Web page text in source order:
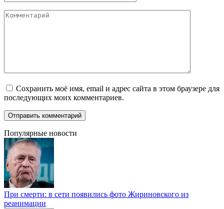
Комментарий
Сохранить моё имя, email и адрес сайта в этом браузере для
последующих моих комментариев.
Популярные новости
При смерти: в сети появились фото Жириновского из
реанимации